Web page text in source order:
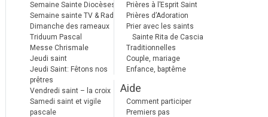
Semaine Sainte Diocèses
Semaine sainte TV & Radio
Dimanche des rameaux
Triduum Pascal
Messe Chrismale
Jeudi saint
Jeudi Saint: Fêtons nos
prêtres
Vendredi saint – la croix
Samedi saint et vigile
pascale
Prières à l’Esprit Saint
Prières d’Adoration
Prier avec les saints
Sainte Rita de Cascia
Traditionnelles
Couple, mariage
Enfance, baptême
Aide
Comment participer
Premiers pas